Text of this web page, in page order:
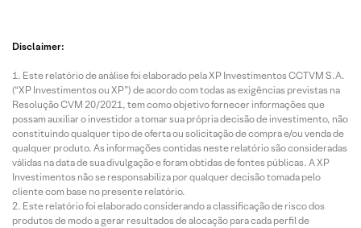
Disclaimer:
Este relatório de análise foi elaborado pela XP Investimentos CCTVM S.A.
(“XP Investimentos ou XP”) de acordo com todas as exigências previstas na
Resolução CVM 20/2021, tem como objetivo fornecer informações que
possam auxiliar o investidor a tomar sua própria decisão de investimento, não
constituindo qualquer tipo de oferta ou solicitação de compra e/ou venda de
qualquer produto. As informações contidas neste relatório são consideradas
válidas na data de sua divulgação e foram obtidas de fontes públicas. A XP
Investimentos não se responsabiliza por qualquer decisão tomada pelo
cliente com base no presente relatório.
Este relatório foi elaborado considerando a classificação de risco dos
produtos de modo a gerar resultados de alocação para cada perfil de